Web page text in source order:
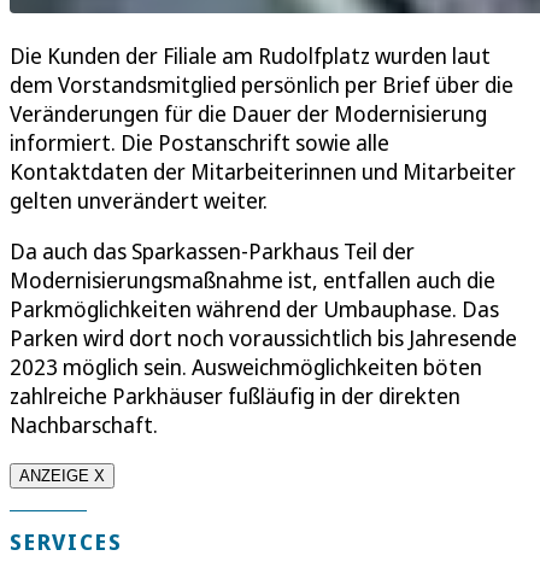
Die Kunden der Filiale am Rudolfplatz wurden laut
dem Vorstandsmitglied persönlich per Brief über die
Veränderungen für die Dauer der Modernisierung
informiert. Die Postanschrift sowie alle
Kontaktdaten der Mitarbeiterinnen und Mitarbeiter
gelten unverändert weiter.
Da auch das Sparkassen-Parkhaus Teil der
Modernisierungsmaßnahme ist, entfallen auch die
Parkmöglichkeiten während der Umbauphase. Das
Parken wird dort noch voraussichtlich bis Jahresende
2023 möglich sein. Ausweichmöglichkeiten böten
zahlreiche Parkhäuser fußläufig in der direkten
Nachbarschaft.
ANZEIGE X
SERVICES